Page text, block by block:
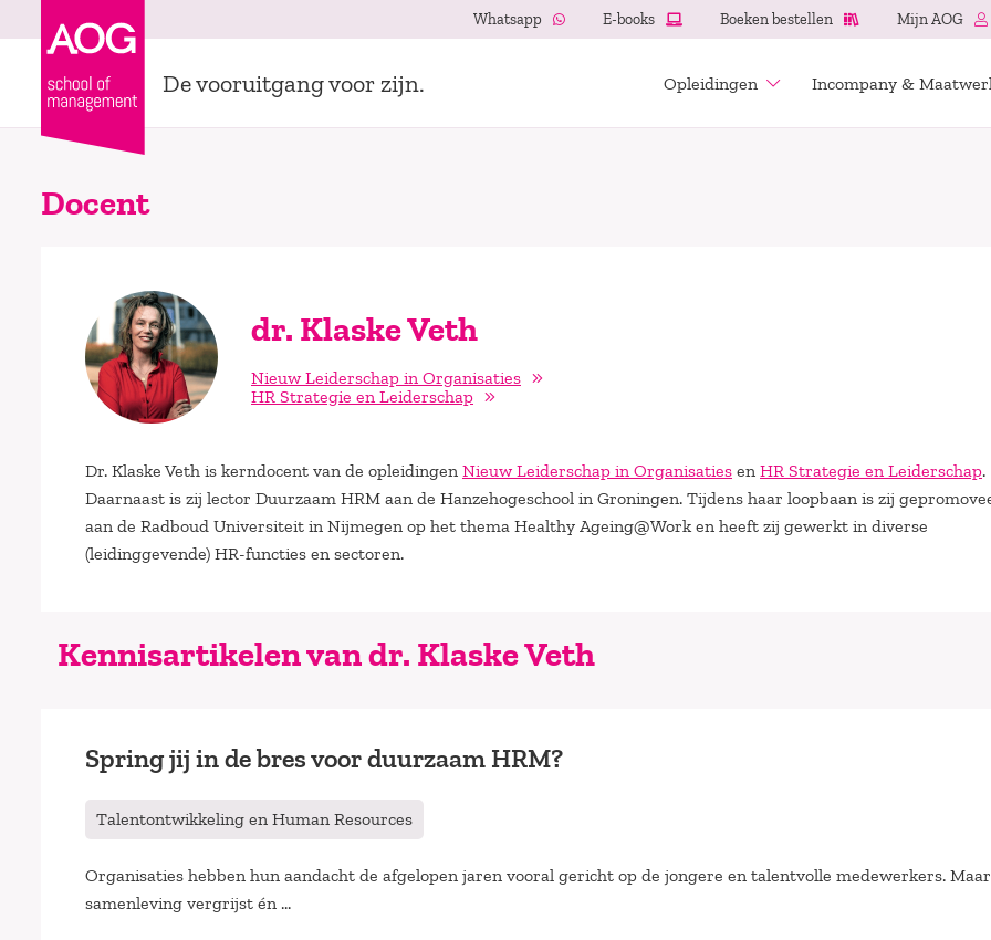
Whatsapp E-books Boeken bestellen Mijn AOG
De vooruitgang voor zijn. Opleidingen Incompany &
Docent
dr. Klaske Veth
Nieuw Leiderschap in Organisaties
HR Strategie en Leiderschap
Dr. Klaske Veth is kerndocent van de opleidingen Nieuw Leiderschap in Organisaties en HR Strategie en Leiderschap.
Daarnaast is zij lector Duurzaam HRM aan de Hanzehogeschool in Groningen. Tijdens haar loopbaan is zij
aan de Radboud Universiteit in Nijmegen op het thema Healthy Ageing@Work en heeft zij gewerkt in diverse
(leidinggevende) HR-functies en sectoren.
Kennisartikelen van dr. Klaske Veth
Spring jij in de bres voor duurzaam HRM?
Talentontwikkeling en Human Resources
Organisaties hebben hun aandacht de afgelopen jaren vooral gericht op de jongere en talentvolle medewerkers.
samenleving vergrijst én …